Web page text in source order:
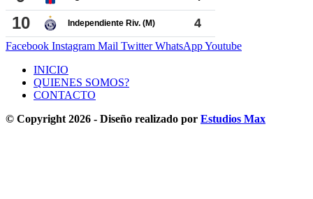
Facebook Instagram Mail Twitter WhatsAppYoutube
INICIO
QUIENES SOMOS?
CONTACTO
© Copyright 2026 - Diseño realizado por Estudios Max